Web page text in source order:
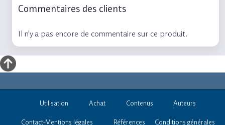
Commentaires des clients
Il n'y a pas encore de commentaire sur ce produit.
Utilisation Achat Contenus Auteurs
Contact-Mentions légales Références Conditions générales